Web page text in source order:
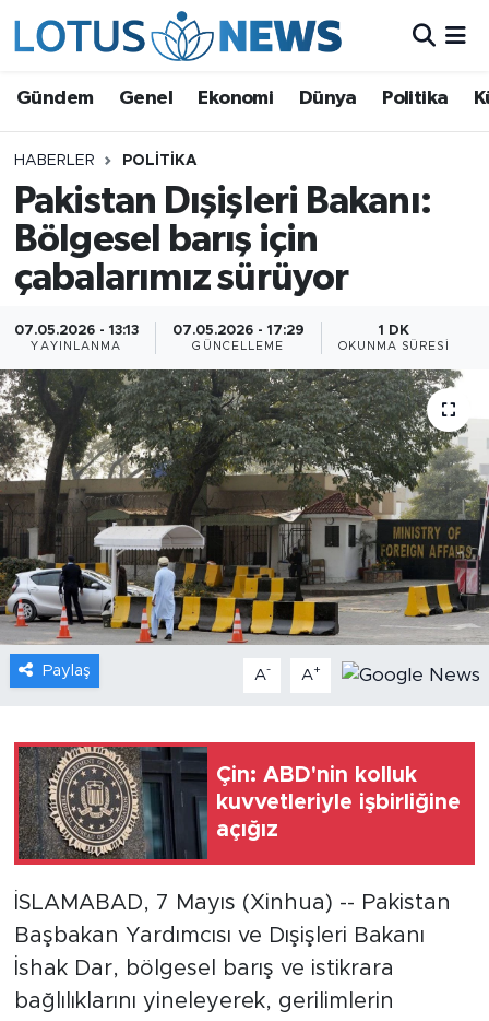
Gündem Genel Ekonomi Dünya Politika
HABERLER POLITIKA
Pakistan Dışişleri Bakanı:
Bölgesel barış için
çabalarımız sürüyor
07.05.2026 - 13:13
YAYINLANMA
07.05.2026 - 17:29
GÜNCELLEME
1 DK
OKUNMA SÜRESI
Paylaş A- A+
Çin: ABD'nin kolluk
kuvvetleriyle işbirliğine
açığız
İSLAMABAD, 7 Mayıs (Xinhua) -- Pakistan
Başbakan Yardımcısı ve Dışişleri Bakanı
İshak Dar, bölgesel barış ve istikrara
bağlılıklarını yineleyerek, gerilimlerin
Ekonomi
Dünya
Politika
Bilim ve Teknoloji
Çin Fuarları
Gündem
Video
Sağlık
Xinhua
Xinhua Türkiye
Seyahat